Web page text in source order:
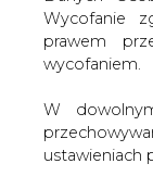
Wycofanie
prawem
wycofaniem.
W
ustawieniach
TREŚĆ